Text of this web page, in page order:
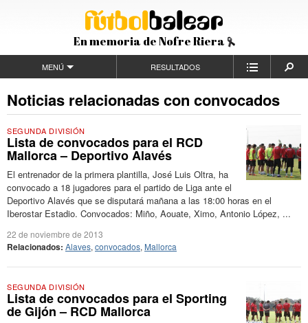
En memoria de Nofre Riera
MENÚ RESULTADOS
Noticias relacionadas con convocados
SEGUNDA DIVISIÓN
Lista de convocados para el RCD
Mallorca – Deportivo Alavés
El entrenador de la primera plantilla, José Luis Oltra, ha
convocado a 18 jugadores para el partido de Liga ante el
Deportivo Alavés que se disputará mañana a las 18:00 horas en el
Iberostar Estadio. Convocados: Miño, Aouate, Ximo, Antonio López, ...
22 de noviembre de 2013
Relacionados: Alaves, convocados, Mallorca
SEGUNDA DIVISIÓN
Lista de convocados para el Sporting
de Gijón – RCD Mallorca